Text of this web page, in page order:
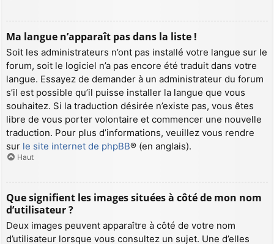
Ma langue n’apparaît pas dans la liste !
Soit les administrateurs n’ont pas installé votre langue sur le
forum, soit le logiciel n’a pas encore été traduit dans votre
langue. Essayez de demander à un administrateur du forum
s’il est possible qu’il puisse installer la langue que vous
souhaitez. Si la traduction désirée n’existe pas, vous êtes
libre de vous porter volontaire et commencer une nouvelle
traduction. Pour plus d’informations, veuillez vous rendre
sur le site internet de phpBB® (en anglais).
Haut
Que signifient les images situées à côté de mon nom
d’utilisateur ?
Deux images peuvent apparaître à côté de votre nom
d’utilisateur lorsque vous consultez un sujet. Une d’elles